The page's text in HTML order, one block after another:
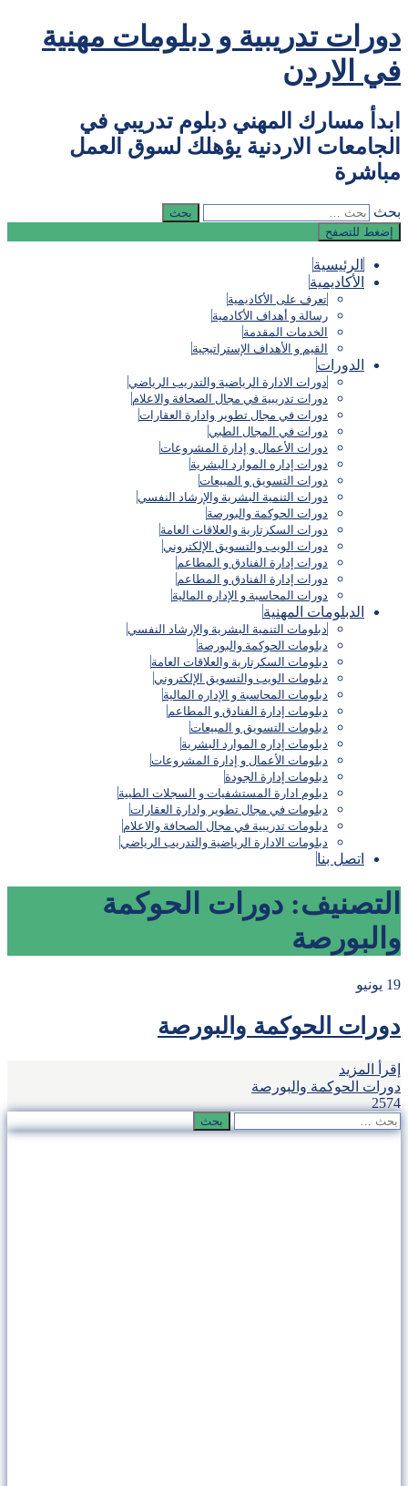
إلى
المحتوى
دورات تدريبية و دبلومات مهنية
في الاردن
ابدأ مسارك المهني دبلوم تدريبي في
الجامعات الاردنية يؤهلك لسوق العمل
مباشرة
بحث
إضغط للتصفح
الرئيسية
الأكاديمية
تعرف على الأكاديمية
رسالة و أهداف الأكادمية
الخدمات المقدمة
القيم و الأهداف الإستراتيجية
الدورات
دورات الادارة الرياضية والتدريب الرياضي
دورات تدريبية في مجال الصحافة والاعلام
دورات في مجال تطوير وادارة العقارات
دورات في المجال الطبي
دورات الأعمال و إدارة المشروعات
دورات إداره الموارد البشرية
دورات التسويق و المبيعات
دورات التنمية البشرية والإرشاد النفسي
دورات الحوكمة والبورصة
دورات السكرتارية والعلاقات العامة
دورات الويب والتسويق الإلكتروني
دورات إدارة الفنادق و المطاعم
دورات إدارة الفنادق و المطاعم
دورات المحاسبة و الإداره المالية
الدبلومات المهنية
دبلومات التنمية البشرية والإرشاد النفسي
دبلومات الحوكمة والبورصة
دبلومات السكرتارية والعلاقات العامة
دبلومات الويب والتسويق الإلكتروني
دبلومات المحاسبة و الإداره المالية
دبلومات إدارة الفنادق و المطاعم
دبلومات التسويق و المبيعات
دبلومات إداره الموارد البشرية
دبلومات الأعمال و إدارة المشروعات
دبلومات إدارة الجودة
دبلوم ادارة المستشفيات و السجلات الطبية
دبلومات في مجال تطوير وادارة العقارات
دبلومات تدريبية في مجال الصحافة والاعلام
دبلومات الادارة الرياضية والتدريب الرياضي
اتصل بنا
التصنيف: دورات الحوكمة
والبورصة
19 يونيو
دورات الحوكمة والبورصة
إقرأ المزيد
دورات الحوكمة والبورصة
2574
البحث
عن: